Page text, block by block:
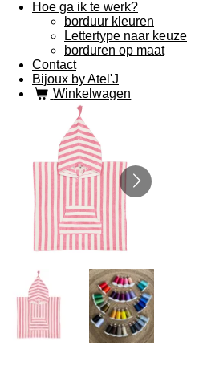
Hoe ga ik te werk?
borduur kleuren
Lettertype naar keuze
borduren op maat
Contact
Bijoux by Atel'J
Winkelwagen